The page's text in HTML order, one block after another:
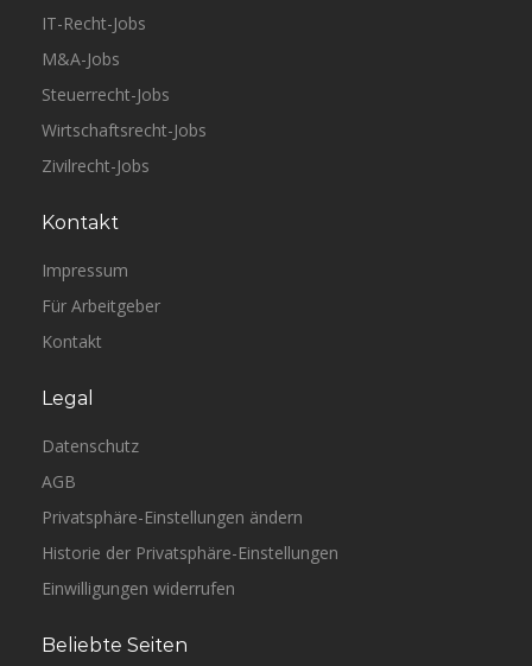
IT-Recht-Jobs
M&A-Jobs
Steuerrecht-Jobs
Wirtschaftsrecht-Jobs
Zivilrecht-Jobs
Kontakt
Impressum
Für Arbeitgeber
Kontakt
Legal
Datenschutz
AGB
Privatsphäre-Einstellungen ändern
Historie der Privatsphäre-Einstellungen
Einwilligungen widerrufen
Beliebte Seiten